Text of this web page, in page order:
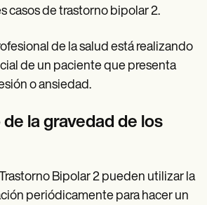
casos de trastorno bipolar 2.
de la salud está realizando
de un paciente que presenta
o ansiedad.
la gravedad de los
Bipolar 2 pueden utilizar la
periódicamente para hacer un